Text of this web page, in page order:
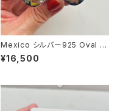
Mexico シルバー925 Oval イ
ヤリング
¥16,500